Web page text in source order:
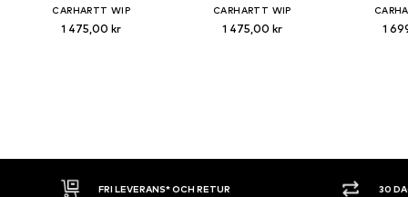
CARHARTT WIP
1 475,00 kr
CARHARTT WIP
1 475,00 kr 1
FRI LEVERANS* OCH RETUR 30